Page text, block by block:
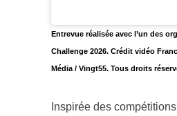
Entrevue réalisée avec l’un des
Challenge 2026. Crédit vidéo
Média / Vingt55. Tous droits
Inspirée des